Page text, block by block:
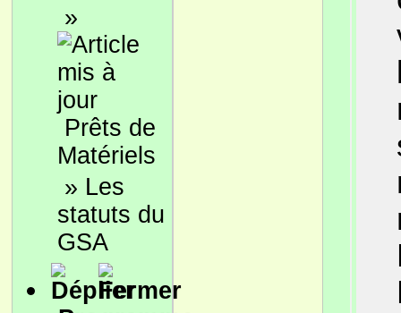
»
Prêts de
Matériels
» Les
statuts du
GSA